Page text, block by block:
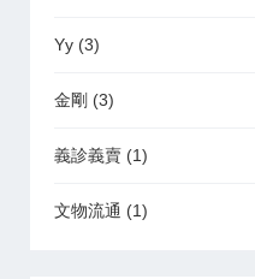
Yy (3)
金剛 (3)
義診義賣 (1)
文物流通 (1)